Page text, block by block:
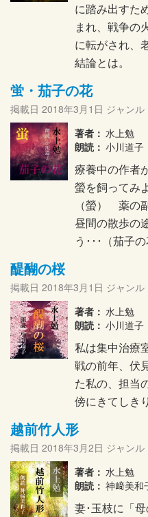
に踏み出すた
まれ、戦争の
に転がされ、
結論とは。
蛍・茄子の花
掲載日 2018年3月1日 ジャンル
著者： 水上勉
朗読： 小川道子
療養中の作者
螢を飼ってみ
（螢） 薬の
昼間の散歩の
う･･･（茄子の
醍醐の桜
掲載日 2018年3月1日 ジャンル
著者： 水上勉
朗読： 小川道子
私は集中治療
戦の前年、伏
た私の、担当
傍にきてしき
越前竹人形
掲載日 2018年3月2日 ジャンル
著者： 水上勉
朗読： 神﨑美和
妻･玉枝に「